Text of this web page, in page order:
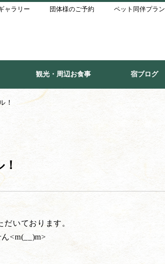
ャラリー 団体様のご予約 ペット同伴プラン
観光・周辺お食事 宿ブログ
！
いております。
<m(__)m>